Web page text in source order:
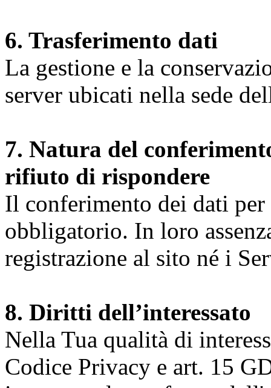
6. Trasferimento dati
La gestione e la
server ubicati nella sede
7. Natura del
rifiuto di rispondere
Il conferimento dei dati
obbligatorio. In loro
registrazione al sito né i
8. Diritti dell’interessato
Nella Tua qualità di
Codice Privacy e art. 15